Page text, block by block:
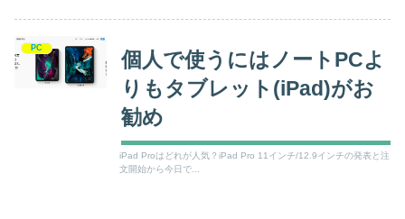
PC
個人で使うにはノートPCよ
りもタブレット(iPad)がお
勧め
iPad Proはどれが人気？iPad Pro 11インチ/12.9インチの発表と注
文開始から今日で...